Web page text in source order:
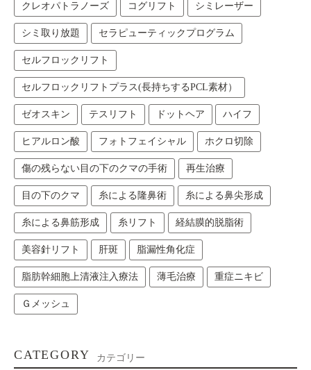
クレオパトラノーズ コグリフト シミレーザー
シミ取り放題 セラピューティックプログラム
セルフロックリフト
セルフロックリフトプラス(長持ちするPCL素材）
ゼオスキン テスリフト ドットヘア ハイフ
ヒアルロン酸 フォトフェイシャル ホクロ切除
傷の残らない目の下のクマの手術 再生治療
目の下のクマ 糸による隆鼻術 糸による鼻尖形成
糸による鼻筋形成 糸リフト 経結膜的脱脂術
美容針リフト 肝斑 脂漏性角化症
脂肪幹細胞上清液注入療法 薄毛治療 重症ニキビ
Ｇメッシュ
CATEGORY カテゴリー